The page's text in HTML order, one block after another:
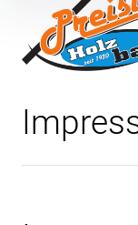
überspringen